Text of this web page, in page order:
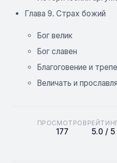
Глава 9. Страх божий
Бог велик
Бог славен
Благоговение и
Величать и
ПРОСМОТРОВ
177 5.0 / 5